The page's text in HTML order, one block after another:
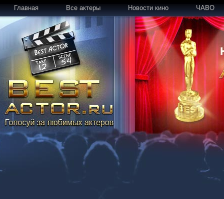
Главная Все актеры Новости кино ЧАВО